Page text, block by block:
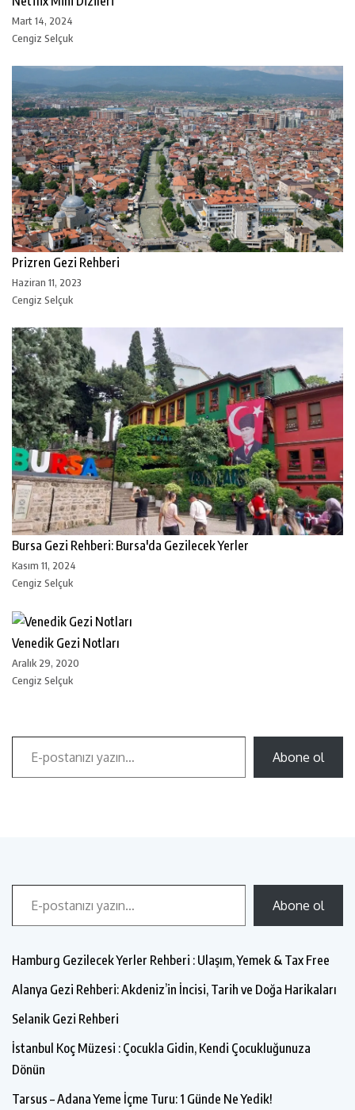
Mart 14, 2024
Cengiz Selçuk
Prizren Gezi Rehberi
Haziran 11, 2023
Cengiz Selçuk
Bursa Gezi Rehberi: Bursa'da Gezilecek Yerler
Kasım 11, 2024
Cengiz Selçuk
Venedik Gezi Notları
Aralık 29, 2020
Cengiz Selçuk
Abone ol
Abone ol
Hamburg Gezilecek Yerler Rehberi : Ulaşım, Yemek & Tax Free
Alanya Gezi Rehberi: Akdeniz’in İncisi, Tarih ve Doğa Harikaları
Selanik Gezi Rehberi
İstanbul Koç Müzesi : Çocukla Gidin, Kendi Çocukluğunuza
Dönün
Tarsus – Adana Yeme İçme Turu: 1 Günde Ne Yedik!